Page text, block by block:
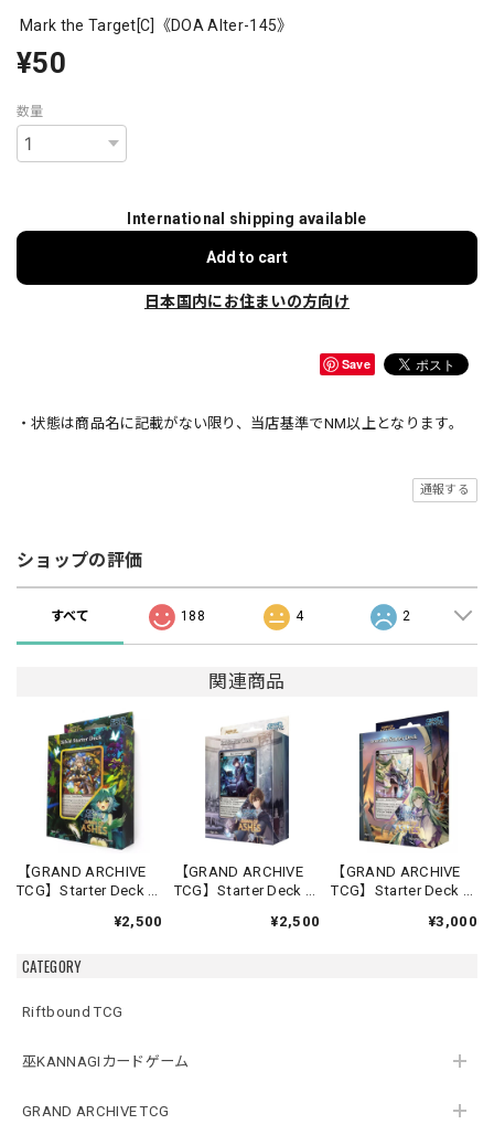
CATEGORY
Riftbound TCG
巫KANNAGIカードゲーム
GRAND ARCHIVE TCG
Mark the Target[C]《DOA Alter-145》
¥50
数量
International shipping available
Add to cart
日本国内にお住まいの方向け
Save
・状態は商品名に記載がない限り、当店基準でNM以上となります。
通報する
ショップの評価
すべて 188 4 2
関連商品
【GRAND ARCHIVE
TCG】Starter Deck -
Ashes】《英語版》
¥2,500
【GRAND ARCHIVE
TCG】Starter Deck -
Ashes】《英語版》
¥2,500
【GRAND ARCHIVE
TCG】Starter Deck -
Ashes】《英語版》
¥3,000